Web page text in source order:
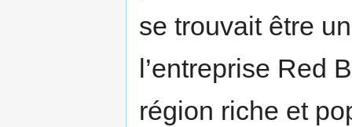
se trouvait être
l’entreprise Red
région riche et